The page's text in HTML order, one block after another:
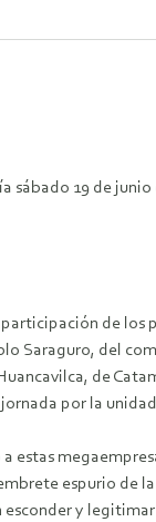
sábado 19 de
de los
Saraguro, del
de
por la
estas
espurio de
y